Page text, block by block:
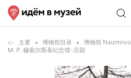
主要 博物馆目录
博物馆 Naumovo
M. P. 穆索尔斯基纪念馆-庄园